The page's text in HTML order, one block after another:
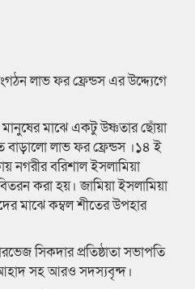
লাভ ফর ফ্রেন্ডস এর উদ্দ্যেগে
মাঝে একটু উষ্ণতার ছোঁয়া
লাভ ফর ফ্রেন্ডস ।১৪ ই
নগরীর বরিশাল ইসলামিয়া
করা হয়। জামিয়া ইসলামিয়া
মাঝে কম্বল শীতের উপহার
সিকদার প্রতিষ্ঠাতা সভাপতি
সহ আরও সদস্যবৃন্দ।